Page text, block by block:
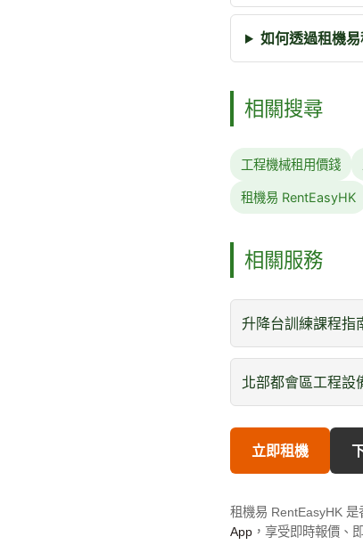
如何透過租機
相關搜尋
工程機械租用價錢
租機易 RentEasyHK
相關服務
升降台訓練課程指
北部都會區工程設
立即租機
租機易 RentEasyHK
App ，享受即時報價、